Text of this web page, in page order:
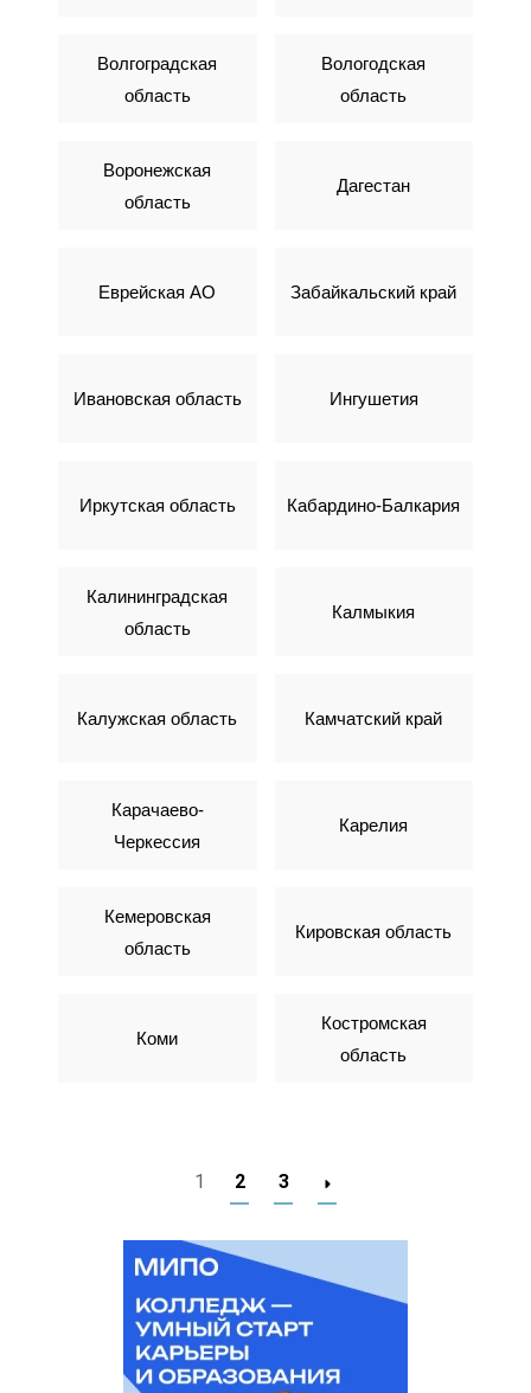
Волгоградская
область
Вологодская
область
Воронежская
область
Дагестан
Еврейская АО Забайкальский край
Ивановская область Ингушетия
Иркутская область Кабардино-Балкария
Калининградская
область
Калмыкия
Калужская область Камчатский край
Карачаево-
Черкессия
Карелия
Кемеровская
область
Кировская область
Коми
Костромская
область
1 2 3